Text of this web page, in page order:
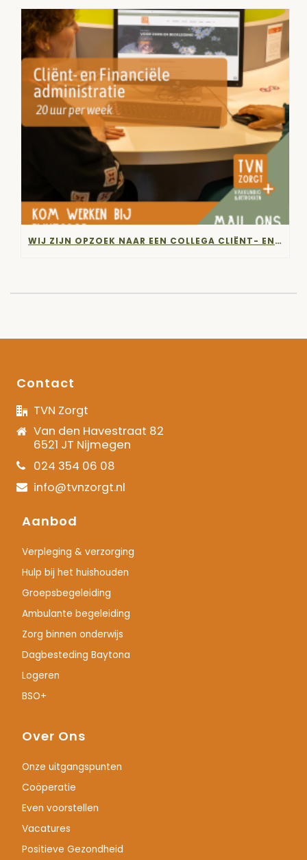
WIJ ZIJN OPZOEK NAAR EEN COLLEGA CLIËNT- EN FINANCIËLE ADMINISTRATIE!
Contact
TVN Zorgt
Van den Havestraat 82
6521 JT Nijmegen
024 354 06 08
info@tvnzorgt.nl
Aanbod
Verpleging & verzorging
Hulp bij het huishouden
Groepsbegeleiding
Ambulante begeleiding
Zorg binnen onderwijs
Dagbesteding Baytona
Logeren
BSO+
Over Ons
Onze uitgangspunten
Coöperatie
Even voorstellen
Vacatures
Positieve Gezondheid